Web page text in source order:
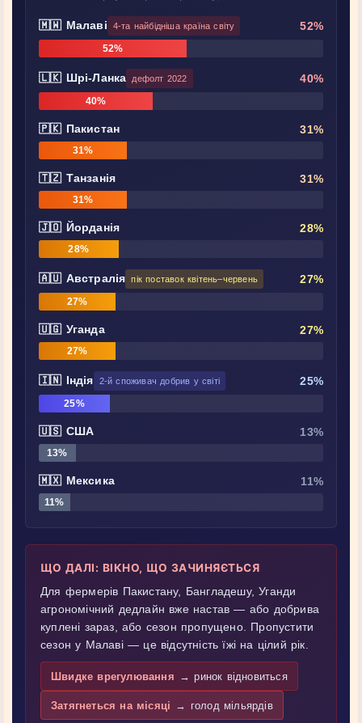
🇲🇼 Малаві 4-та найбідніша країна світу 52%
52%
🇱🇰 Шрі-Ланка дефолт 2022 40%
40%
🇵🇰 Пакистан 31%
31%
🇹🇿 Танзанія 31%
31%
🇯🇴 Йорданія 28%
28%
🇦🇺 Австралія пік поставок квітень–червень 27%
27%
🇺🇬 Уганда 27%
27%
🇮🇳 Індія 2-й споживач добрив у світі 25%
25%
🇺🇸 США 13%
13%
🇲🇽 Мексика 11%
11%
ЩО ДАЛІ: ВІКНО, ЩО ЗАЧИНЯЄТЬСЯ
Для фермерів Пакистану, Бангладешу, Уганди
агрономічний дедлайн вже настав — або добрива
куплені зараз, або сезон пропущено. Пропустити
сезон у Малаві — це відсутність їжі на цілий рік.
Швидке врегулювання → ринок відновиться
Затягнеться на місяці → голод мільярдів